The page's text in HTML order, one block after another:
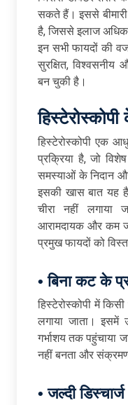
सकते हैं। इससे
है, जिससे इलाज अधिक
इन सभी फायदों की
सुरक्षित,
बन चुकी है।
हिस्टेरोस्कोपी
हिस्टेरोस्कोपी एक
प्रक्रिया है, जो
समस्याओं के निदान
इसकी खास बात यह है
चीरा नहीं लगाया
आरामदायक और कम
प्रमुख फायदों को
•बिना कट के
हिस्टेरोस्कोपी में
लगाया जाता।
गर्भाशय तक पहुंचाया
नहीं बनता और
•जल्दी डिस्चार्ज